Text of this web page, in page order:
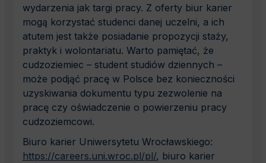
wydarzenia jak targi pracy. Z oferty biur karier
mogą korzystać studenci danej uczelni, a ich
atutem jest także posiadanie propozycji staży,
praktyk i wolontariatu. Warto pamiętać, że
cudzoziemiec – student studiów dziennych –
może podjąć pracę w Polsce bez konieczności
uzyskiwania dokumentu typu zezwolenie na
pracę czy oświadczenie o powierzeniu pracy
cudzoziemcowi.
Biuro karier Uniwersytetu Wrocławskiego:
https://careers.uni.wroc.pl/pl/, biuro karier